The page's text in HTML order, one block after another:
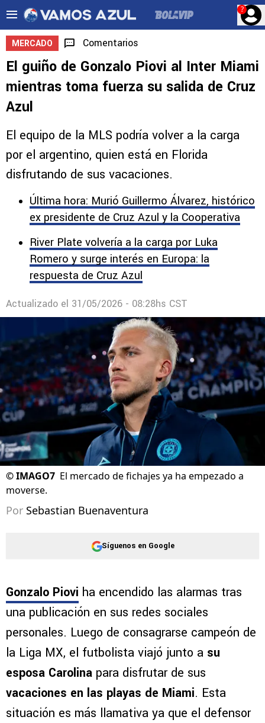
?
MERCADO Comentarios
El guiño de Gonzalo Piovi al Inter Miami
mientras toma fuerza su salida de Cruz
Azul
El equipo de la MLS podría volver a la carga
por el argentino, quien está en Florida
disfrutando de sus vacaciones.
Última hora: Murió Guillermo Álvarez, histórico
ex presidente de Cruz Azul y la Cooperativa
River Plate volvería a la carga por Luka
Romero y surge interés en Europa: la
respuesta de Cruz Azul
Actualizado el 31/05/2026 - 08:28hs CST
©IMAGO7 El mercado de fichajes ya ha empezado a
moverse.
Por Sebastian Buenaventura
Síguenos en Google
Gonzalo Piovi ha encendido las alarmas tras
una publicación en sus redes sociales
personales. Luego de consagrarse campeón de
la Liga MX, el futbolista viajó junto a su
esposa Carolina para disfrutar de sus
vacaciones en las playas de Miami. Esta
situación es más llamativa ya que el defensor